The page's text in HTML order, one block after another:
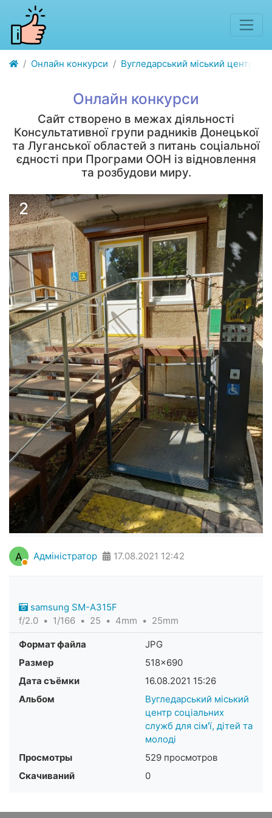
Онлайн конкурси Вугледарський міський центр
Онлайн конкурси
Сайт створено в межах діяльності
Консультативної групи радників Донецької
та Луганської областей з питань соціальної
єдності при Програми ООН із відновлення
та розбудови миру.
2
А Адміністратор 17.08.2021 12:42
samsung SM-A315F
f/2.0
1/166 25 4mm 25mm
Формат файла
JPG
Размер
518×690
Дата съёмки
16.08.2021 15:26
Альбом
Вугледарський міський
центр соціальних
служб для сім'ї, дітей та
молоді
Просмотры
529 просмотров
Скачиваний
0